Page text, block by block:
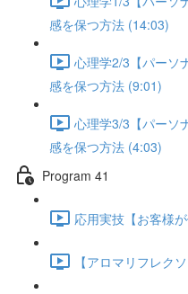
感を保つ方法 (14:03)
心理学2/3【パー
感を保つ方法 (9:01)
心理学3/3【パー
感を保つ方法 (4:03)
Program 41
応用実技【お客様
【アロマリフレク